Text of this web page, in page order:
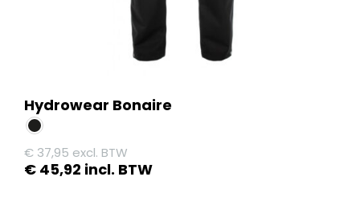
Hydrowear Bonaire
€ 37,95 excl. BTW
€ 45,92 incl. BTW